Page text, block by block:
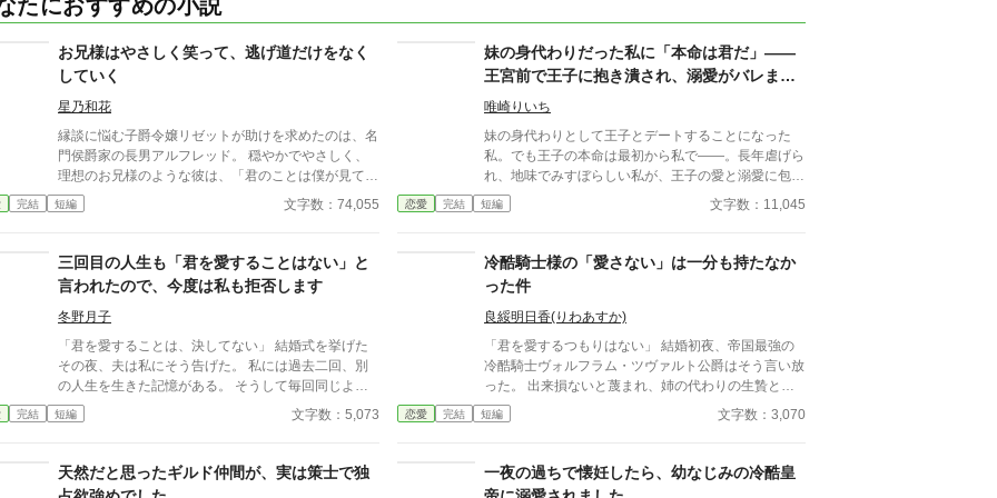
たにおすすめの小説
お兄様はやさしく笑って、逃げ道だけをなく
していく
星乃和花
縁談に悩む子爵令嬢リゼットが助けを求めたのは、名
門侯爵家の長男アルフレッド。 穏やかでやさしく、
理想のお兄様のような彼は、「君のことは僕が見てい
る」と甘く手を差し伸べてくれる。 送り迎え、花や
手紙、完璧なエスコート。 守られているだけのはず
家のもの」という空気ができあがっていて――。 ふ
わふわ優しいのに、実はかなり策略家。 やさしく逃
げ道をなくしてくるお兄様系ヒーローに、恋愛に疎い
令嬢がじわじわ囲い落とされていく、甘くて幸せな溺
愛ラブストーリー。 ――「待つよ」と言いながら、
外堀はきっちり埋めてくる―― （完結済ー本編10話
＋後日談２話）
完結 短編 文字数：74,055
妹の身代わりだった私に「本命は君だ」――
王宮前で王子に抱き潰され、溺愛がバレまし
た。～私が虐げられるきっかけになった少年
唯崎りいち
妹の身代わりとして王子とデートすることになった
私。でも王子の本命は最初から私で――。長年虐げら
れ、地味でみすぼらしい私が、王子の愛と溺愛に包ま
れ、ついに幸せを掴む甘々ラブファンタジー。妹や家
族との誤解、影武者の存在も絡み、ハラハラと胸キュ
恋愛 完結 短編 文字数：11,045
三回目の人生も「君を愛することはない」と
言われたので、今度は私も拒否します
冬野月子
「君を愛することは、決してない」 結婚式を挙げた
その夜、夫は私にそう告げた。 私には過去二回、別
の人生を生きた記憶がある。 そうして毎回同じよう
に言われてきた。 逃げた一回目、我慢した二回目。
いずれも上手くいかなかった。 だから今回は。
完結 短編 文字数：5,073
冷酷騎士様の「愛さない」は一分も持たなか
った件
良綏明日香(りわあすか)
「君を愛するつもりはない」 結婚初夜、帝国最強の
冷酷騎士ヴォルフラム・ツヴァルト公爵はそう言い放
った。 出来損ないと蔑まれ、姉の代わりの生贄とし
て政略結婚に差し出されたリーリア・ミラベルにとっ
て、それはむしろ救いだった。 愛を期待されないの
役目を果たそうとしたリーリアは、緩んだ軍服のボタ
ンを自らの銀髪と微弱な強化魔法で直す。 ただ「役
恋愛 完結 短編 文字数：3,070
天然だと思ったギルド仲間が、実は策士で独
一夜の過ちで懐妊したら、幼なじみの冷酷皇